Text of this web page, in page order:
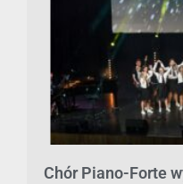
Chór Piano-Forte